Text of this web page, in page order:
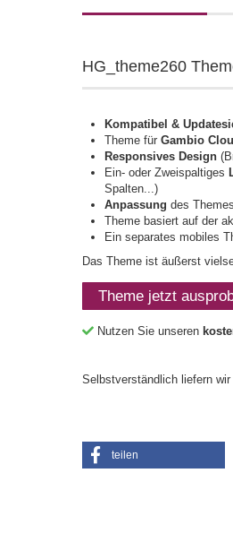
HG_theme260
Kompatibel &
Theme für Gambio
Responsives Design
Ein- oder Zweispaltiges
Spalten...)
Anpassung des
Theme basiert auf der
Ein separates mobiles
Das Theme ist äußerst
Theme jetzt
Nutzen Sie unseren
Selbstverständlich liefern
teilen